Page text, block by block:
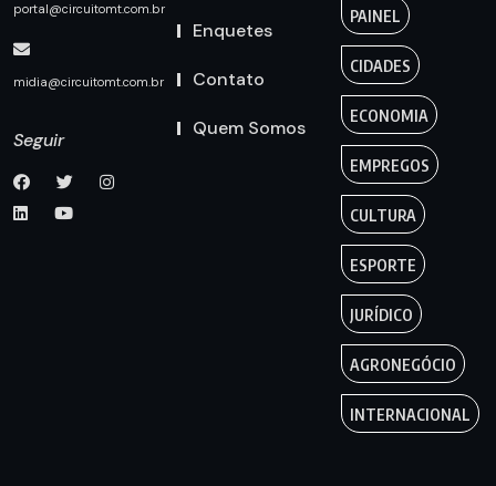
portal@circuitomt.com.br
midia@circuitomt.com.br
Seguir
Enquetes
Contato
Quem Somos
PAINEL
CIDADES
ECONOMIA
EMPREGOS
CULTURA
ESPORTE
JURÍDICO
AGRONEGÓCIO
INTERNACIONAL